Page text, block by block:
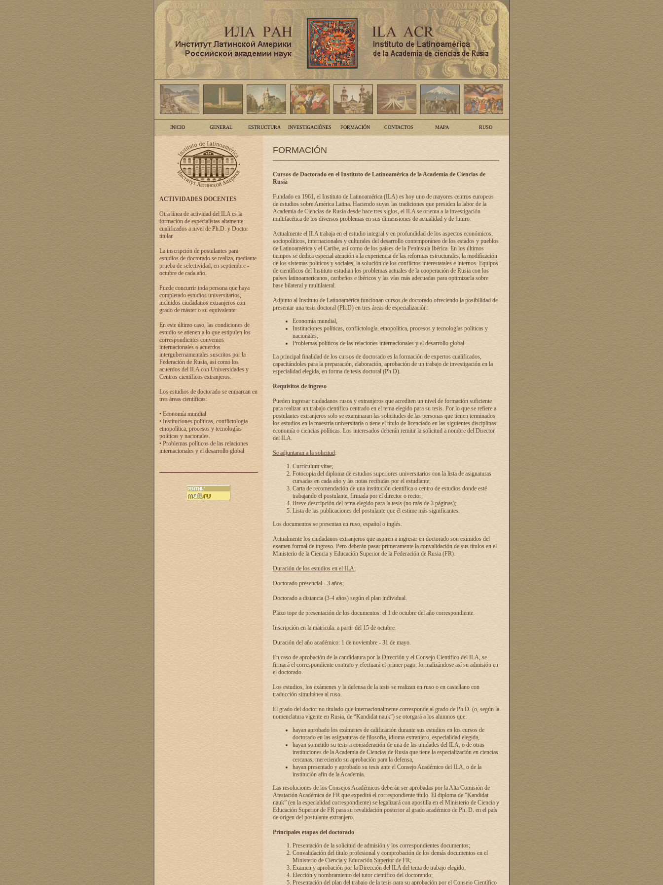
INICIO GENERAL ESTRUCTURA INVESTIGACIÓNES FORMACIÓN CONTACTOS MAPA RUSO
ACTIVIDADES DOCENTES
Otra línea de actividad del ILA es la
formación de especialistas altamente
cualificados a nivel de Ph.D. y Doctor
titular.
La inscripción de postulantes para
estudios de doctorado se realiza, mediante
prueba de selectividad, en septiembre -
octubre de cada año.
Puede concurrir toda persona que haya
completado estudios universitarios,
incluidos ciudadanos extranjeros con
grado de máster o su equivalente.
En este último caso, las condiciones de
estudio se atienen a lo que estipulen los
correspondientes convenios
internacionales o acuerdos
intergubernamentales suscritos por la
Federación de Rusia, así como los
acuerdos del ILA con Universidades y
Centros científicos extranjeros.
Los estudios de doctorado se enmarcan en
tres áreas científicas:
• Economía mundial
• Instituciones políticas, conflictología
etnopolítica, procesos y tecnologías
políticas y nacionales.
• Problemas políticos de las relaciones
internacionales y el desarrollo global
FORMACIÓN
Cursos de Doctorado en el Instituto de Latinoamérica de la Academia de Ciencias de
Rusia
Fundado en 1961, el Instituto de Latinoamérica (ILA) es hoy uno de mayores centros europeos
de estudios sobre América Latina. Haciendo suyas las tradiciones que presiden la labor de la
Academia de Ciencias de Rusia desde hace tres siglos, el ILA se orienta a la investigación
multifacética de los diversos problemas en sus dimensiones de actualidad y de futuro.
Actualmente el ILA trabaja en el estudio integral y en profundidad de los aspectos económicos,
sociopolíticos, internacionales y culturales del desarrollo contemporáneo de los estados y pueblos
de Latinoamérica y el Caribe, así como de los países de la Península Ibérica. En los últimos
tiempos se dedica especial atención a la experiencia de las reformas estructurales, la modificación
de los sistemas políticos y sociales, la solución de los conflictos interestatales e internos. Equipos
de científicos del Instituto estudian los problemas actuales de la cooperación de Rusia con los
países latinoamericanos, caribeños e ibéricos y las vías más adecuadas para optimizarla sobre
base bilateral y multilateral.
Adjunto al Instituto de Latinoamérica funcionan cursos de doctorado ofreciendo la posibilidad de
presentar una tesis doctoral (Ph.D) en tres áreas de especialización:
Economía mundial,
Instituciones políticas, conflictología, etnopolítica, procesos y tecnologías políticas y
nacionales,
Problemas políticos de las relaciones internacionales y el desarrollo global.
La principal finalidad de los cursos de doctorado es la formación de expertos cualificados,
capacitándoles para la preparación, elaboración, aprobación de un trabajo de investigación en la
especialidad elegida, en forma de tesis doctoral (Ph.D).
Requisitos de ingreso
Pueden ingresar ciudadanos rusos y extranjeros que acrediten un nivel de formación suficiente
para realizar un trabajo científico centrado en el tema elegido para su tesis. Por lo que se refiere a
postulantes extranjeros solo se examinaran las solicitudes de las personas que tienen terminados
los estudios en la maestría universitaria o tiene el título de licenciado en las siguientes disciplinas:
economía o ciencias políticas. Los interesados deberán remitir la solicitud a nombre del Director
del ILA.
Se adjuntaran a la solicitud:
Curriculum vitae;
Fotocopia del diploma de estudios superiores universitarios con la lista de asignaturas
cursadas en cada año y las notas recibidas por el estudiante;
Carta de recomendación de una institución científica o centro de estudios donde esté
trabajando el postulante, firmada por el director o rector;
Breve descripción del tema elegido para la tesis (no más de 3 páginas);
Lista de las publicaciones del postulante que él estime más significantes.
Los documentos se presentan en ruso, español o inglés.
Actualmente los ciudadanos extranjeros que aspiren a ingresar en doctorado son eximidos del
examen formal de ingreso. Pero deberán pasar primeramente la convalidación de sus títulos en el
Ministerio de la Ciencia y Educación Superior de la Federación de Rusia (FR).
Duración de los estudios en el ILA:
Doctorado presencial - 3 años;
Doctorado a distancia (3-4 años) según el plan individual.
Plazo tope de presentación de los documentos: el 1 de octubre del año correspondiente.
Inscripción en la matricula: a partir del 15 de octubre.
Duración del año académico: 1 de noviembre - 31 de mayo.
En caso de aprobación de la candidatura por la Dirección y el Consejo Científico del ILA, se
firmará el correspondiente contrato y efectuará el primer pago, formalizándose así su admisión en
el doctorado.
Los estudios, los exámenes y la defensa de la tesis se realizan en ruso o en castellano con
traducción simultánea al ruso.
El grado del doctor no titulado que internacionalmente corresponde al grado de Ph.D. (o, según la
nomenclatura vigente en Rusia, de “Kandidat nauk”) se otorgará a los alumnos que:
hayan aprobado los exámenes de calificación durante sus estudios en los cursos de
doctorado en las asignaturas de filosofía, idioma extranjero, especialidad elegida,
hayan sometido su tesis a consideración de una de las unidades del ILA, o de otras
instituciones de la Academia de Ciencias de Rusia que tiene la especialización en ciencias
cercanas, mereciendo su aprobación para la defensa,
hayan presentado y aprobado su tesis ante el Consejo Académico del ILA, o de la
institución afín de la Academia.
Las resoluciones de los Consejos Académicos deberán ser aprobadas por la Alta Comisión de
Atestación Académica de FR que expedirá el correspondiente título. El diploma de “Kandidat
nauk” (en la especialidad correspondiente) se legalizará con apostilla en el Ministerio de Ciencia y
Educación Superior de FR para su revalidación posterior al grado académico de Ph. D. en el país
de origen del postulante extranjero.
Principales etapas del doctorado
Presentación de la solicitud de admisión y los correspondientes documentos;
Convalidación del título profesional y comprobación de los demás documentos en el
Ministerio de Ciencia y Educación Superior de FR;
Examen y aprobación por la Dirección del ILA del tema de trabajo elegido;
Elección y nombramiento del tutor científico del doctorando;
Presentación del plan del trabajo de la tesis para su aprobación por el Consejo Científico